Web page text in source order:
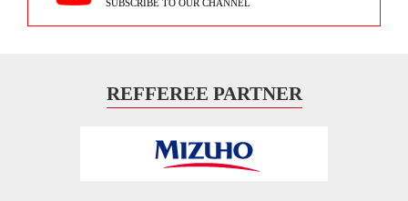
SUBSCRIBE TO OUR CHANNEL
REFFEREE PARTNER